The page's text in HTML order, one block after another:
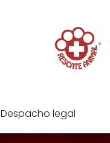
Despacho legal